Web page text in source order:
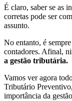
É claro, saber se as
corretas pode ser
assunto.
No entanto, é
contadores. Afinal,
a gestão tributária.
Vamos ver agora
Tributário
importância da